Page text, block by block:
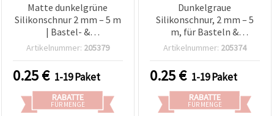
Matte dunkelgrüne
Silikonschnur 2 mm – 5 m
| Bastel- &
Schmuckkordel
Artikelnummer: 205379
0.25€ 1-19 Paket
RABATTE
FÜR MENGE
Dunkelgraue
Silikonschnur, 2 mm – 5
m, für Basteln &
Schmuckherstellung
Artikelnummer: 205374
0.25€ 1-19 Paket
RABATTE
FÜR MENGE